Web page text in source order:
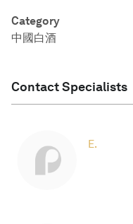
Category
中國白酒
Contact Specialists
E.